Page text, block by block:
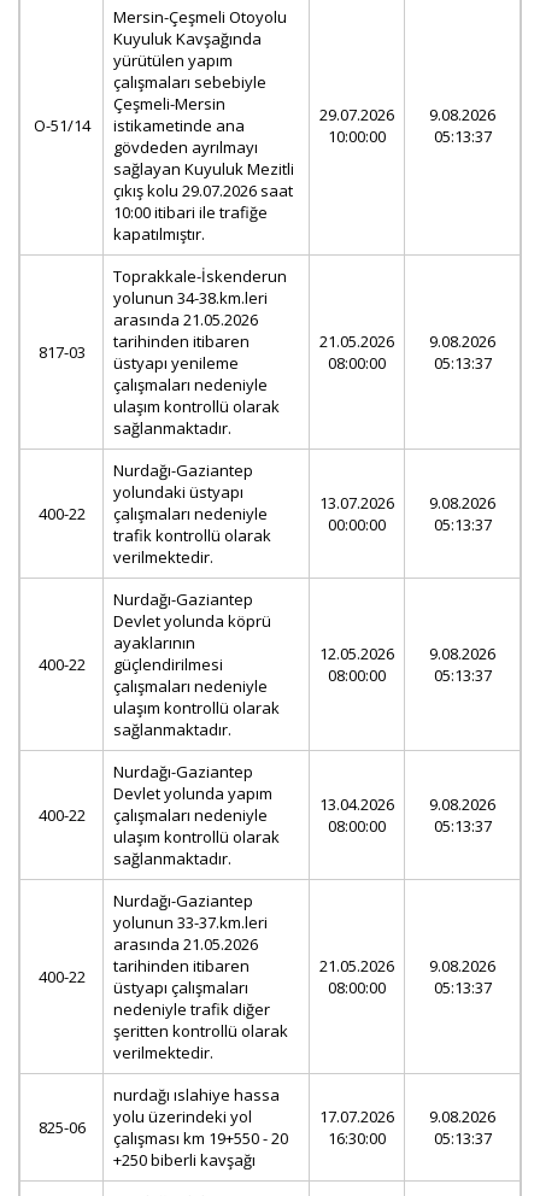
O-51/14
Mersin-Çeşmeli Otoyolu
Kuyuluk Kavşağında
yürütülen yapım
çalışmaları sebebiyle
Çeşmeli-Mersin
istikametinde ana
gövdeden ayrılmayı
sağlayan Kuyuluk Mezitli
çıkış kolu 29.07.2026 saat
10:00 itibari ile trafiğe
kapatılmıştır.
29.07.2026
10:00:00
9.08.2026
05:13:37
817-03
Toprakkale-İskenderun
yolunun 34-38.km.leri
arasında 21.05.2026
tarihinden itibaren
üstyapı yenileme
çalışmaları nedeniyle
ulaşım kontrollü olarak
sağlanmaktadır.
21.05.2026
08:00:00
9.08.2026
05:13:37
400-22
Nurdağı-Gaziantep
yolundaki üstyapı
çalışmaları nedeniyle
trafik kontrollü olarak
verilmektedir.
13.07.2026
00:00:00
9.08.2026
05:13:37
400-22
Nurdağı-Gaziantep
Devlet yolunda köprü
ayaklarının
güçlendirilmesi
çalışmaları nedeniyle
ulaşım kontrollü olarak
sağlanmaktadır.
12.05.2026
08:00:00
9.08.2026
05:13:37
400-22
Nurdağı-Gaziantep
Devlet yolunda yapım
çalışmaları nedeniyle
ulaşım kontrollü olarak
sağlanmaktadır.
13.04.2026
08:00:00
9.08.2026
05:13:37
400-22
Nurdağı-Gaziantep
yolunun 33-37.km.leri
arasında 21.05.2026
tarihinden itibaren
üstyapı çalışmaları
nedeniyle trafik diğer
şeritten kontrollü olarak
verilmektedir.
21.05.2026
08:00:00
9.08.2026
05:13:37
825-06
nurdağı ıslahiye hassa
yolu üzerindeki yol
çalışması km 19+550 - 20
+250 biberli kavşağı
17.07.2026
16:30:00
9.08.2026
05:13:37